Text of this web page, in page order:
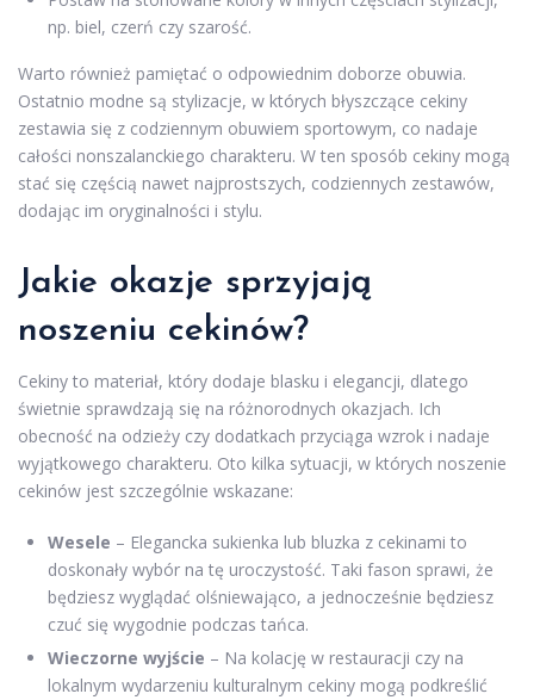
np. biel, czerń czy szarość.
Warto również pamiętać o odpowiednim doborze obuwia.
Ostatnio modne są stylizacje, w których błyszczące cekiny
zestawia się z codziennym obuwiem sportowym, co nadaje
całości nonszalanckiego charakteru. W ten sposób cekiny mogą
stać się częścią nawet najprostszych, codziennych zestawów,
dodając im oryginalności i stylu.
Jakie okazje sprzyjają
noszeniu cekinów?
Cekiny to materiał, który dodaje blasku i elegancji, dlatego
świetnie sprawdzają się na różnorodnych okazjach. Ich
obecność na odzieży czy dodatkach przyciąga wzrok i nadaje
wyjątkowego charakteru. Oto kilka sytuacji, w których noszenie
cekinów jest szczególnie wskazane:
Wesele – Elegancka sukienka lub bluzka z cekinami to
doskonały wybór na tę uroczystość. Taki fason sprawi, że
będziesz wyglądać olśniewająco, a jednocześnie będziesz
czuć się wygodnie podczas tańca.
Wieczorne wyjście – Na kolację w restauracji czy na
lokalnym wydarzeniu kulturalnym cekiny mogą podkreślić